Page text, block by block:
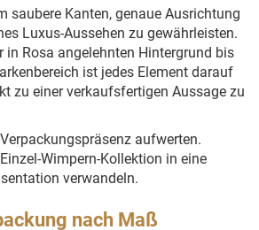
saubere Kanten, genaue Ausrichtung
Luxus-Aussehen zu gewährleisten.
in Rosa angelehnten Hintergrund bis
ist jedes Element darauf
zu einer verkaufsfertigen Aussage zu
aufwerten.
Wimpern-Kollektion in eine
verwandeln.
nach Maß